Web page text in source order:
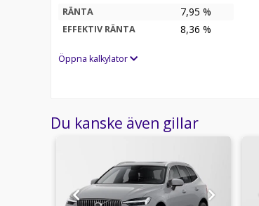
RÄNTA 7,95 %
EFFEKTIV RÄNTA 8,36 %
Öppna kalkylator
Du kanske även gillar